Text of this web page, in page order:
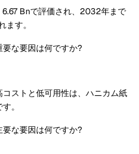
Bnで評価され、2032年まで
す。
な要因は何ですか?
ストと低可用性は、ハニカム紙
。
な要因は何ですか?